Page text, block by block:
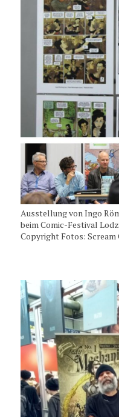
Ausstellung von Ingo
beim Comic-Festival
Copyright Fotos: Scream